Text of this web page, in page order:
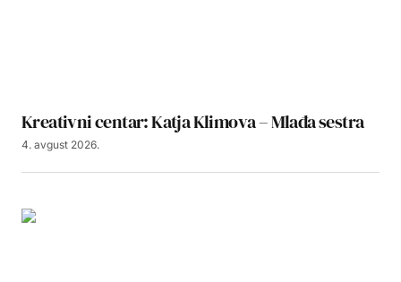
Kreativni centar: Katja Klimova – Mlađa sestra
4. avgust 2026.